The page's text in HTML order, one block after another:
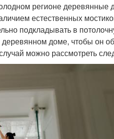
регионе
естественных
подкладывать в
доме, чтобы он
можно рассмотреть